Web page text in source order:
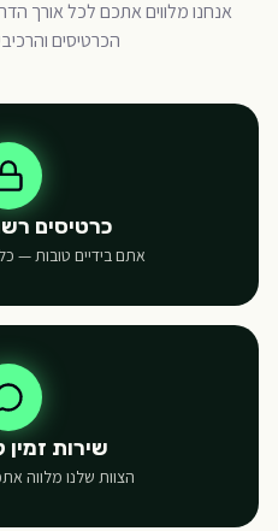
אנחנו מלווים אתכם לכל אורך
הכרטיסים
כרטיסים
אתם בידיים טובות —
שירות
הצוות שלנו מלווה